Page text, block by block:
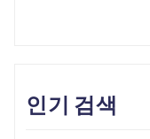
인기 검색